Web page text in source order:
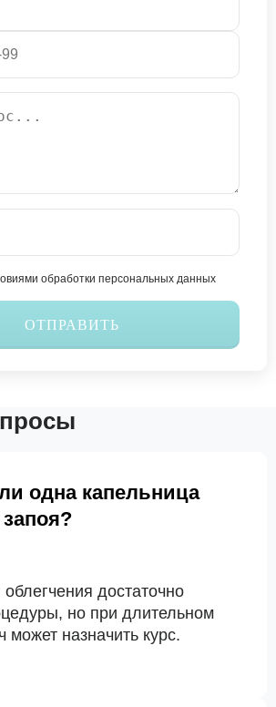
обработки персональных данных
ОТПРАВИТЬ
одна капельница
достаточно
но при длительном
может назначить курс.